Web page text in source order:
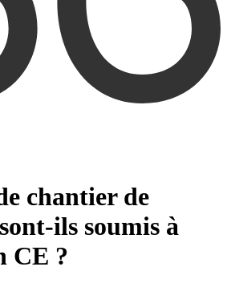
chantier de
ils soumis à
CE ?